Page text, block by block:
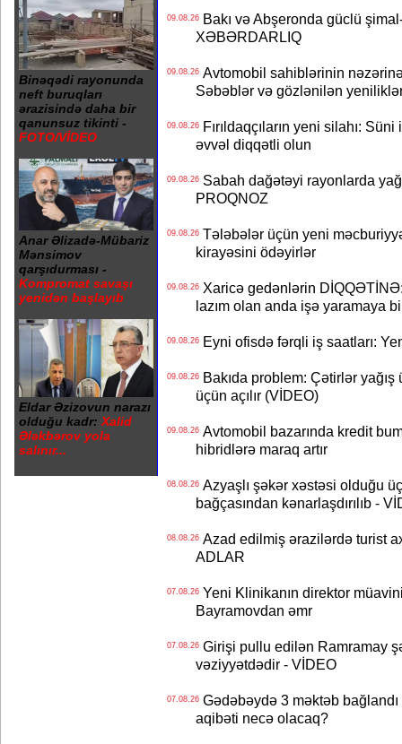
Binəqədi rayonunda
neft buruqları
ərazisində daha bir
qanunsuz tikinti -
FOTO/VİDEO
Anar Əlizadə-Mübariz
Mənsimov
qarşıdurması -
Kompromat savaşı
yenidən başlayıb
Eldar Əzizovun narazı
olduğu kadr: Xalid
Ələkbərov yola
salınır...
09.08.26Bakı və Abşeronda güclü
XƏBƏRDARLIQ
09.08.26Avtomobil sahiblərinin
Səbəblər və gözlənilən
09.08.26Fırıldaqçıların yeni silahı:
əvvəl diqqətli olun
09.08.26Sabah dağətəyi rayonlarda
PROQNOZ
09.08.26Tələbələr üçün yeni
kirayəsini ödəyirlər
09.08.26Xaricə gedənlərin DİQQƏTİNƏ:
lazım olan anda işə yaramaya
09.08.26Eyni ofisdə fərqli iş saatları:
09.08.26Bakıda problem: Çətirlər
üçün açılır (VİDEO)
09.08.26Avtomobil bazarında kredit
hibridlərə maraq artır
08.08.26Azyaşlı şəkər xəstəsi olduğu
bağçasından kənarlaşdırılıb -
08.08.26Azad edilmiş ərazilərdə turist
ADLAR
07.08.26Yeni Klinikanın direktor müavini
Bayramovdan əmr
07.08.26Girişi pullu edilən Ramramay
vəziyyətdədir - VİDEO
07.08.26Gədəbəydə 3 məktəb
aqibəti necə olacaq?